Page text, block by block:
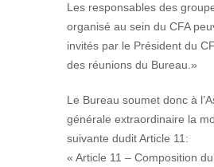
Les responsables des
organisé au sein du CFA
invités par le Président du
des réunions du Bureau.»
Le Bureau soumet donc à
générale extraordinaire la
suivante dudit Article 11:
« Article 11 – Composition